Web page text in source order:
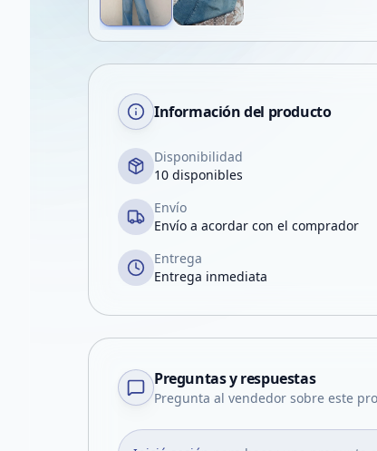
Información del producto
Disponibilidad
10 disponibles
Envío
Envío a acordar con el comprador
Entrega
Entrega inmediata
Preguntas y respuestas
Pregunta al vendedor sobre este